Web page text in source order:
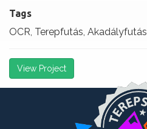
Tags
OCR, Terepfutás, Akadályfutás
View Project